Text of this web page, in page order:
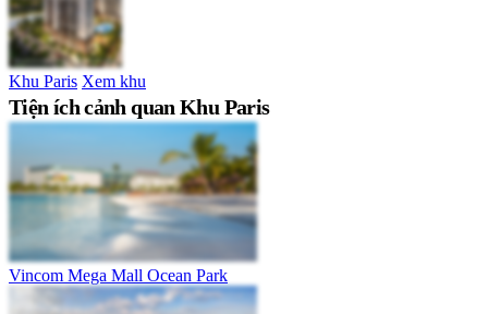
Khu Paris Xem khu
Tiện ích cảnh quan Khu Paris
Vincom Mega Mall Ocean Park